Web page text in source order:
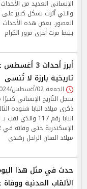
والتي أثرت بشكل كبير
العصور. بعض هذه الأحداث
بينما مرت أخرى مرور الكرام
أبرز أحداث 3
تاريخية بارزة لا تُنسى
الجمعة 02/أغسطس/2024 - 06:12 م
ذكرى ميلاد البابا شنودة
البابا رقم 117
ميلاد الفنان الراحل رشدي
الألقاب المدنية